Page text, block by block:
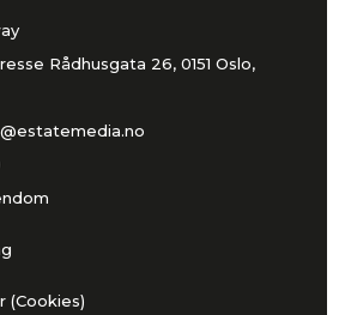
Rådhusgata 26, 0151 Oslo,
(Cookies)